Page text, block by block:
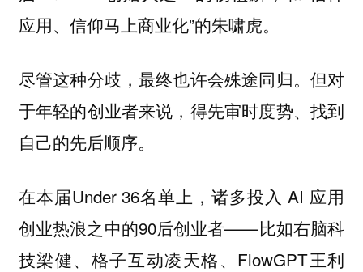
应用、信仰马上商业化”的朱啸虎。
尽管这种分歧，最终也许会殊途同归。但对
于年轻的创业者来说，得先审时度势、找到
自己的先后顺序。
在本届Under 36名单上，诸多投入 AI 应用
创业热浪之中的90后创业者——比如右脑科
技梁健、格子互动凌天格、FlowGPT王利